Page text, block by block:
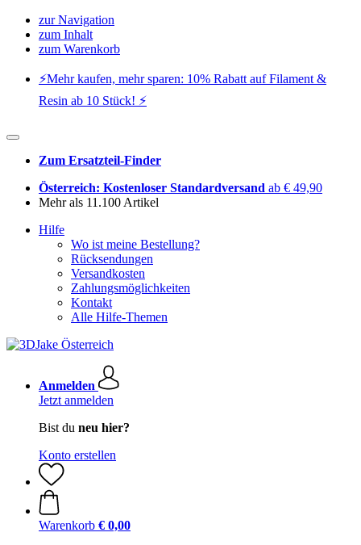
zur Navigation
zum Inhalt
zum Warenkorb
⚡️Mehr kaufen, mehr sparen: 10% Rabatt auf Filament &
Resin ab 10 Stück! ⚡️
Zum Ersatzteil-Finder
Österreich: Kostenloser Standardversand ab € 49,90
Mehr als 11.100 Artikel
Hilfe
Wo ist meine Bestellung?
Rücksendungen
Versandkosten
Zahlungsmöglichkeiten
Kontakt
Alle Hilfe-Themen
Anmelden
Jetzt anmelden
Bist du neu hier?
Konto erstellen
Warenkorb € 0,00